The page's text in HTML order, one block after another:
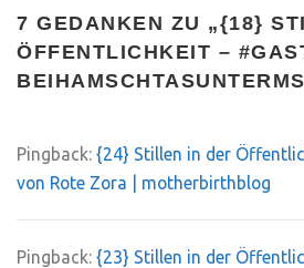
7 GEDANKEN ZU „{18}
ÖFFENTLICHKEIT –
Pingback: {24} Stillen in der
von Rote Zora | motherbirthblog
Pingback: {23} Stillen in der